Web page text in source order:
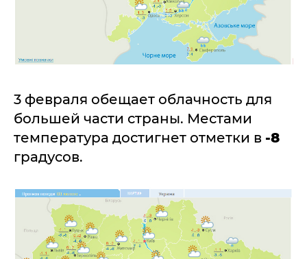
3 февраля обещает облачность для
большей части страны. Местами
температура достигнет отметки в -8
градусов.